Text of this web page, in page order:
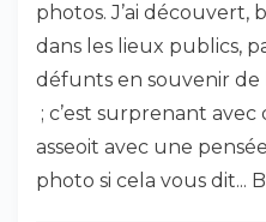
photos. J’ai découvert,
dans les lieux publics,
défunts en souvenir de
; c’est surprenant avec
asseoit avec une
photo si cela vous dit...